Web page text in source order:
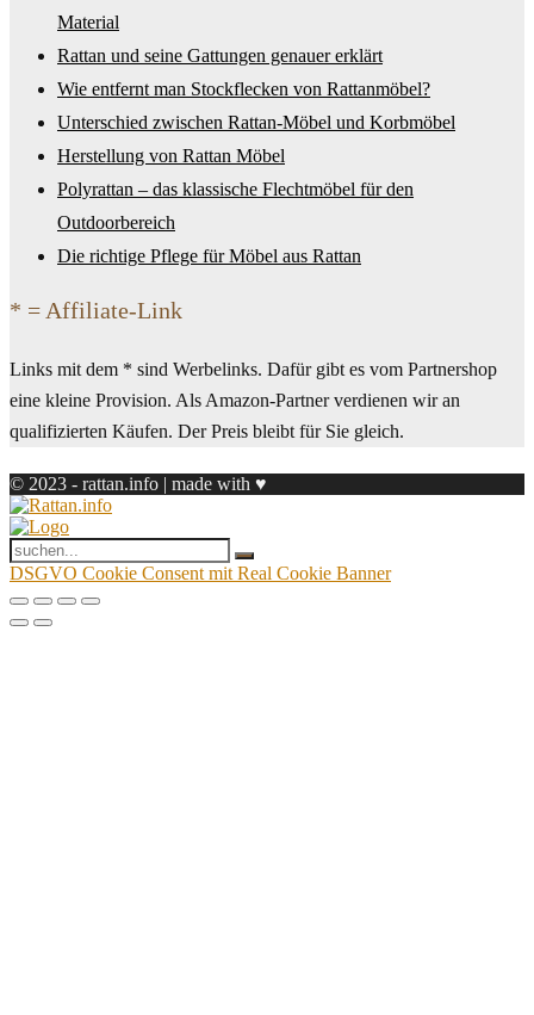
Material
Rattan und seine Gattungen genauer erklärt
Wie entfernt man Stockflecken von Rattanmöbel?
Unterschied zwischen Rattan-Möbel und Korbmöbel
Herstellung von Rattan Möbel
Polyrattan – das klassische Flechtmöbel für den
Outdoorbereich
Die richtige Pflege für Möbel aus Rattan
* = Affiliate-Link
Links mit dem * sind Werbelinks. Dafür gibt es vom Partnershop
eine kleine Provision. Als Amazon-Partner verdienen wir an
qualifizierten Käufen. Der Preis bleibt für Sie gleich.
© 2023 - rattan.info | made with ♥
DSGVO Cookie Consent mit Real Cookie Banner